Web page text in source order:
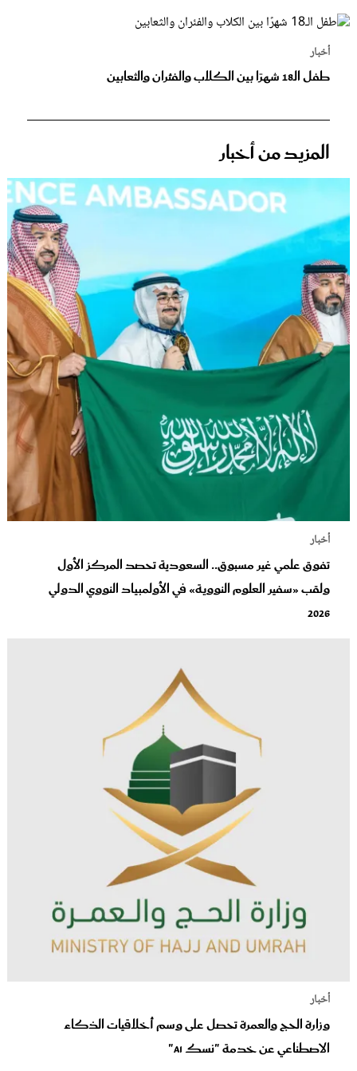
أخبار
طفل الـ18 شهرًا بين الكلاب والفئران والثعابين
المزيد من أخبار
أخبار
تفوق علمي غير مسبوق.. السعودية تحصد المركز الأول
ولقب «سفير العلوم النووية» في الأولمبياد النووي الدولي
2026
أخبار
وزارة الحج والعمرة تحصل على وسم أخلاقيات الذكاء
الاصطناعي عن خدمة "نسك AI"